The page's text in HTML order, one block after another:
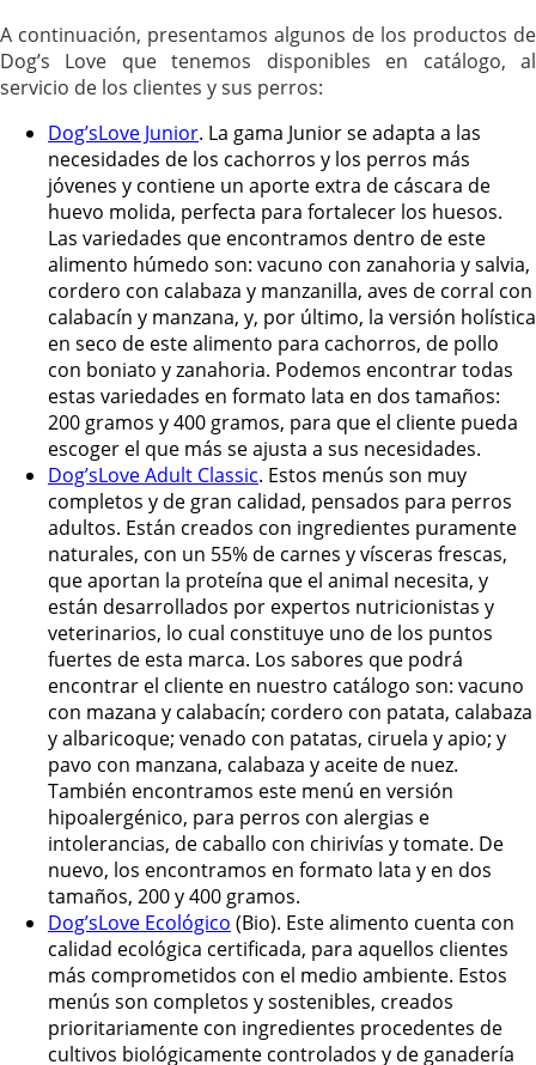
A continuación, presentamos algunos de los productos de
Dog’s Love que tenemos disponibles en catálogo, al
servicio de los clientes y sus perros:
Dog’sLove Junior. La gama Junior se adapta a las
necesidades de los cachorros y los perros más
jóvenes y contiene un aporte extra de cáscara de
huevo molida, perfecta para fortalecer los huesos.
Las variedades que encontramos dentro de este
alimento húmedo son: vacuno con zanahoria y salvia,
cordero con calabaza y manzanilla, aves de corral con
calabacín y manzana, y, por último, la versión holística
en seco de este alimento para cachorros, de pollo
con boniato y zanahoria. Podemos encontrar todas
estas variedades en formato lata en dos tamaños:
200 gramos y 400 gramos, para que el cliente pueda
escoger el que más se ajusta a sus necesidades.
Dog’sLove Adult Classic. Estos menús son muy
completos y de gran calidad, pensados para perros
adultos. Están creados con ingredientes puramente
naturales, con un 55% de carnes y vísceras frescas,
que aportan la proteína que el animal necesita, y
están desarrollados por expertos nutricionistas y
veterinarios, lo cual constituye uno de los puntos
fuertes de esta marca. Los sabores que podrá
encontrar el cliente en nuestro catálogo son: vacuno
con mazana y calabacín; cordero con patata, calabaza
y albaricoque; venado con patatas, ciruela y apio; y
pavo con manzana, calabaza y aceite de nuez.
También encontramos este menú en versión
hipoalergénico, para perros con alergias e
intolerancias, de caballo con chirivías y tomate. De
nuevo, los encontramos en formato lata y en dos
tamaños, 200 y 400 gramos.
Dog’sLove Ecológico (Bio). Este alimento cuenta con
calidad ecológica certificada, para aquellos clientes
más comprometidos con el medio ambiente. Estos
menús son completos y sostenibles, creados
prioritariamente con ingredientes procedentes de
cultivos biológicamente controlados y de ganadería